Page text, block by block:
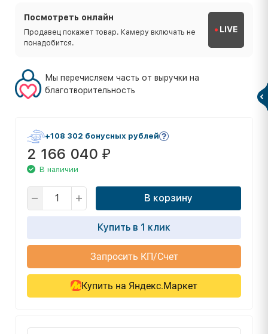
Посмотреть онлайн
Продавец покажет товар. Камеру включать не
понадобится.
LIVE
Мы перечисляем часть от выручки на
благотворительность
+108 302 бонусных рублей
2 166 040 ₽
В наличии
В корзину
Купить в 1 клик
Запросить КП/Счет
Купить на Яндекс.Маркет